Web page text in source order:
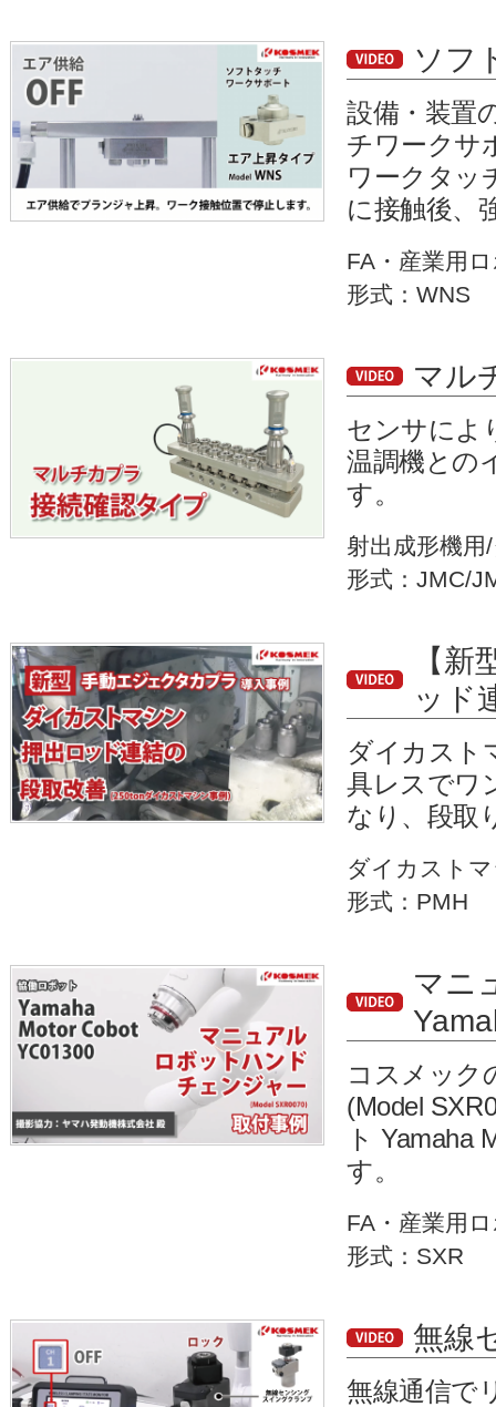
ソフ
設備・装置
チワークサ
ワークタッ
に接触後、
FA・産業用
形式：WNS
マル
センサによ
温調機との
す。
射出成形機
形式：JMC/
【
ッド
ダイカスト
具レスでワ
なり、段取
ダイカスト
形式：PMH
マニ
コスメック
(Model
ト Yamaha
す。
FA・産業用
形式：SXR
無線
無線通信で